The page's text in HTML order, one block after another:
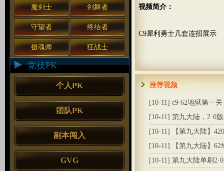
魔剑士 剑舞者
守望者 终结者
摄魂师 狂战士
竞技PK
个人PK
团队PK
副本闯入
GVG
视频简介：
C9犀利勇士几套连招展示
推荐视频
[10-11] c9 62地狱第一关
[10-11] 第九大陆，2·0
[10-11]
【第九大陆】
[10-11]
【第九大陆】
[10-11] 第九大陆单刷